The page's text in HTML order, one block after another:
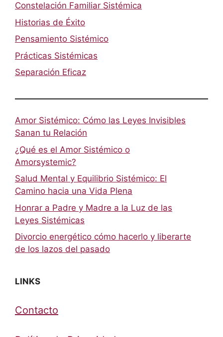
Constelación Familiar Sistémica
Historias de Éxito
Pensamiento Sistémico
Prácticas Sistémicas
Separación Eficaz
Amor Sistémico: Cómo las Leyes Invisibles
Sanan tu Relación
¿Qué es el Amor Sistémico o
Amorsystemic?
Salud Mental y Equilibrio Sistémico: El
Camino hacia una Vida Plena
Honrar a Padre y Madre a la Luz de las
Leyes Sistémicas
Divorcio energético cómo hacerlo y liberarte
de los lazos del pasado
LINKS
Contacto